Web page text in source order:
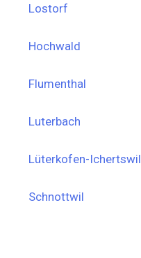
Lostorf
Hochwald
Flumenthal
Luterbach
Lüterkofen-Ichertswil
Schnottwil